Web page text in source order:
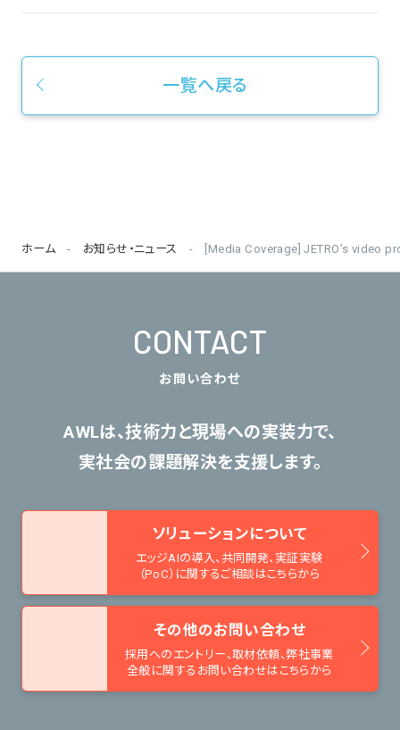
一覧へ戻る
ホーム お知らせ・ニュース [Media Coverage] JETRO’s video
CONTACT
お問い合わせ
AWLは、技術力と現場への実装力で、
実社会の課題解決を支援します。
ソリューションについて
エッジAIの導入、共同開発、 実証実験
（PoC）に関するご相談はこちらから
その他のお問い合わせ
採用へのエントリー、取材依頼、弊社事業
全般に関するお問い合わせはこちらから